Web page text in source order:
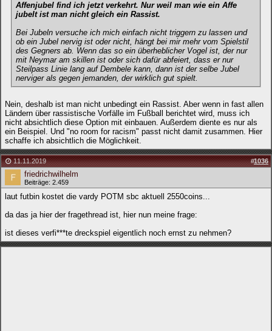
Affenjubel find ich jetzt verkehrt. Nur weil man wie ein Affe
jubelt ist man nicht gleich ein Rassist.
Bei Jubeln versuche ich mich einfach nicht triggern zu lassen und
ob ein Jubel nervig ist oder nicht, hängt bei mir mehr vom Spielstil
des Gegners ab. Wenn das so ein überheblicher Vogel ist, der nur
mit Neymar am skillen ist oder sich dafür abfeiert, dass er nur
Steilpass Linie lang auf Dembele kann, dann ist der selbe Jubel
nerviger als gegen jemanden, der wirklich gut spielt.
Nein, deshalb ist man nicht unbedingt ein Rassist. Aber wenn in fast allen
Ländern über rassistische Vorfälle im Fußball berichtet wird, muss ich
nicht absichtlich diese Option mit einbauen. Außerdem diente es nur als
ein Beispiel. Und "no room for racism" passt nicht damit zusammen. Hier
schaffe ich absichtlich die Möglichkeit.
11.11.2019 #1036
friedrichwilhelm
Beiträge: 2.459
laut futbin kostet die vardy POTM sbc aktuell 2550coins...
da das ja hier der fragethread ist, hier nun meine frage:
ist dieses verfi***te dreckspiel eigentlich noch ernst zu nehmen?